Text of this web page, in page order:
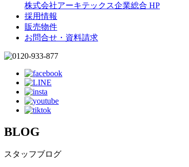
株式会社アーキテックス企業総合 HP
採用情報
販売物件
お問合せ・資料請求
BLOG
スタッフブログ